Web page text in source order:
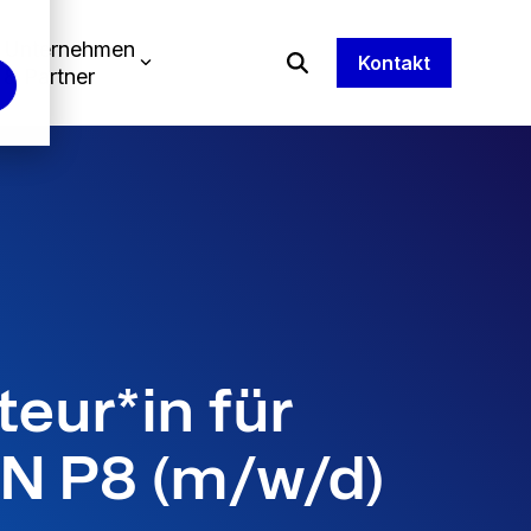
Unternehmen
& Partner
Kontakt
für
P8 (m/w/d)